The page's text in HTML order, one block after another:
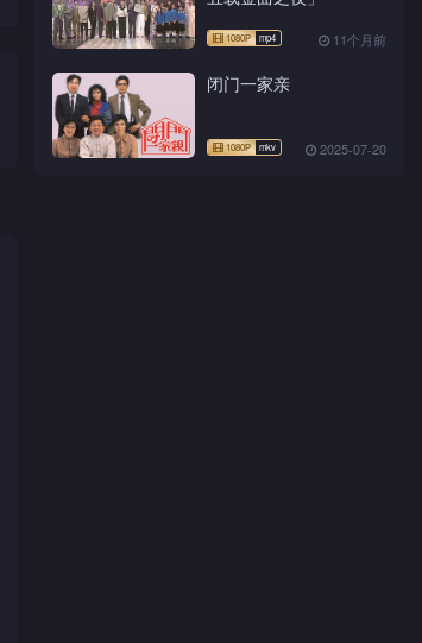
11个月前
闭门一家亲
2025-07-20